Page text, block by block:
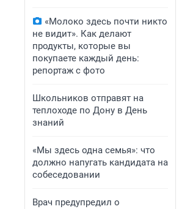
«Молоко здесь почти никто
не видит». Как делают
продукты, которые вы
покупаете каждый день:
репортаж с фото
Школьников отправят на
теплоходе по Дону в День
знаний
«Мы здесь одна семья»: что
должно напугать кандидата на
собеседовании
Врач предупредил о